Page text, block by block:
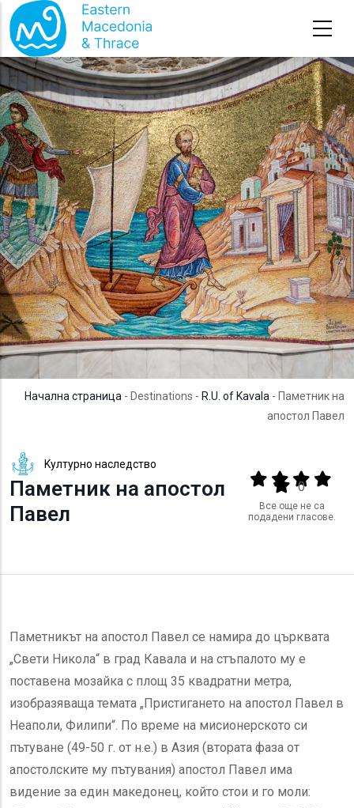
Премини към основното съдържание
Начална страница - Destinations - R.U. of Kavala - Паметник на
апостол Павел
Kултурно наследство
Паметник на апостол
Павел
Output format
(star)(star)(star)
(star)
0
Все още не са
подадени гласове.
Паметникът на апостол Павел се намира до църквата
„Свети Никола“ в град Кавала и на стъпалото му е
поставена мозайка с площ 35 квадратни метра,
изобразяваща темата „Пристигането на апостол Павел в
Неаполи, Филипи“. По време на мисионерското си
пътуване (49-50 г. от н.е.) в Азия (втората фаза от
апостолските му пътувания) апостол Павел има
видение за един македонец, който стои и го моли: